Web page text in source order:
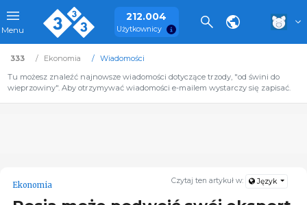
Menu
212.004
Użytkownicy
333 Ekonomia
Wiadomości
Tu możesz znaleźć najnowsze wiadomości dotyczące trzody, "od świni do
wieprzowiny". Aby otrzymywać wiadomości e-mailem wystarczy się zapisać.
Czytaj ten artykuł w: Język
Ekonomia